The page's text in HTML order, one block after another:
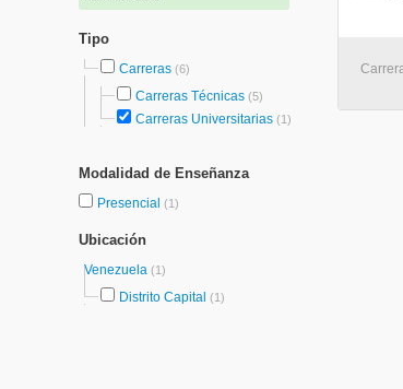
Tipo
Carreras (6)
Carreras Técnicas (5)
Carreras Universitarias (1)
Modalidad de Enseñanza
Presencial (1)
Ubicación
Venezuela (1)
Distrito Capital (1)